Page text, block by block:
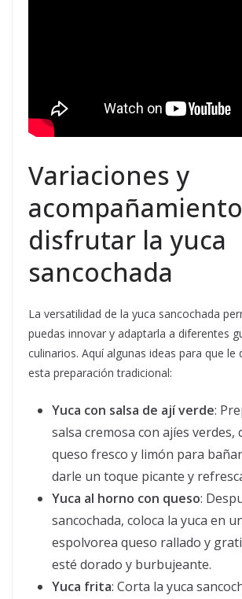
Variaciones y
disfrutar la yuca
sancochada
La versatilidad de la yuca sancochada
puedas innovar y adaptarla a diferentes
culinarios. Aquí algunas ideas para que le
esta preparación tradicional:
Yuca con salsa de ají verde:
salsa cremosa con ajíes verdes,
queso fresco y limón para
darle un toque picante y
Yuca al horno con queso:
sancochada, coloca la yuca en
espolvorea queso rallado y
esté dorado y burbujeante.
Yuca frita: Corta la yuca